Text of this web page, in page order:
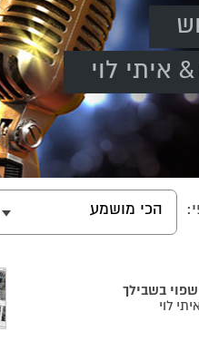
ים תיכוני
גרסת פסנתר
שירי רוק/פופ
English songs
שירי ארץ ישראל
שירי אירוויזיון
איתי לוי
הכי מושמע
בשבילך
לוי